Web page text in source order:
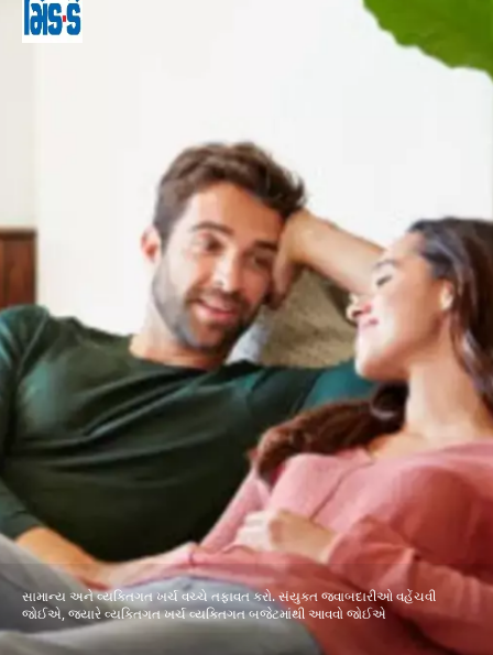
સામાન્ય અને વ્યક્તિગત ખર્ચ વચ્ચે તફાવત કરો. સંયુક્ત જવાબદારીઓ વહેંચવી
જોઈએ, જ્યારે વ્યક્તિગત ખર્ચ વ્યક્તિગત બજેટમાંથી આવવો જોઈએ